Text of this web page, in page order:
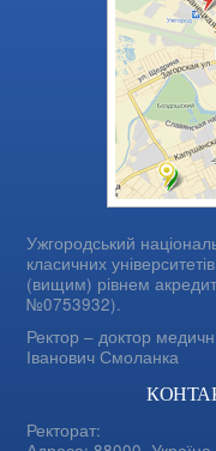
Ужгородський
класичних
(вищим) рівнем
№0753932).
Ректор – доктор
Іванович Смоланка
Ректорат: